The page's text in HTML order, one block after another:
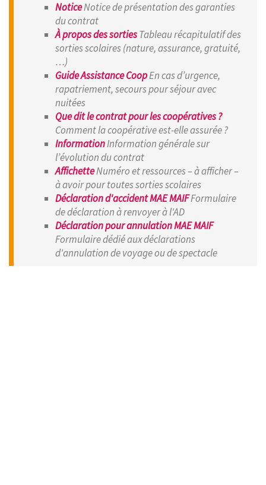
NoticeNotice de présentation des garanties
du contrat
À propos des sortiesTableau récapitulatif des
sorties scolaires (nature, assurance, gratuité,
…)
Guide Assistance CoopEn cas d’urgence,
rapatriement, secours pour séjour avec
nuitées
Que dit le contrat pour les coopératives ?
Comment la coopérative est-elle assurée ?
InformationInformation générale sur
l’évolution du contrat
AffichetteNuméro et ressources – à afficher –
à avoir pour toutes sorties scolaires
Déclaration d'accident MAE MAIFFormulaire
de déclaration à renvoyer à l'AD
Déclaration pour annulation MAE MAIF
Formulaire dédié aux déclarations
d'annulation de voyage ou de spectacle